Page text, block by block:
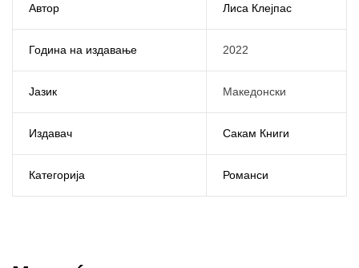
Автор Лиса Клејпас
Година на издавање 2022
Јазик Македонски
Издавач Сакам Книги
Категорија Романси